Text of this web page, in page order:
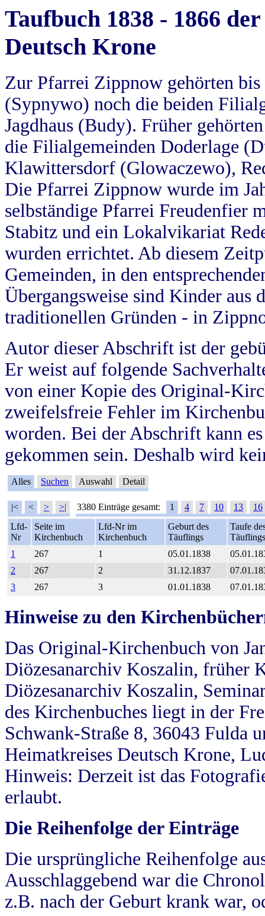
Taufbuch 1838 - 1866
Deutsch Krone
Zur Pfarrei Zippnow gehörten
(Sypnywo) noch die beiden
Jagdhaus (Budy). Früher
die Filialgemeinden Doderlage
Klawittersdorf (Glowaczewo),
Die Pfarrei Zippnow wurde im
selbständige Pfarrei Freudenfier
Stabitz und ein Lokalvikariat
wurden errichtet. Ab diesem
Gemeinden, in den
Übergangsweise sind Kinder aus
traditionellen Gründen - in
Autor dieser Abschrift ist der
Er weist auf folgende
von einer Kopie des Original-
zweifelsfreie Fehler im
worden. Bei der Abschrift kann
gekommen sein. Deshalb wird
Alles Suchen Auswahl Detail
|< < > >| 3380 Einträge gesamt: 1 4 7 10 13
16
Lfd-
Nr
Seite im
Kirchenbuch
Lfd-Nr im
Kirchenbuch
Geburt des
Täuflings
Taufe
Täuflings
1
267 1 05.01.1838
2
267 2 31.12.1837
3
267 3 01.01.1838
Hinweise zu den
Das Original-Kirchenbuch von
Diözesanarchiv Koszalin, früher
Diözesanarchiv Koszalin,
des Kirchenbuches liegt in der
Schwank-Straße 8, 36043 Fulda
Heimatkreises Deutsch Krone,
Hinweis: Derzeit ist das
erlaubt.
Die Reihenfolge der Einträge
Die ursprüngliche Reihenfolge
Ausschlaggebend war die
z.B. nach der Geburt krank war,